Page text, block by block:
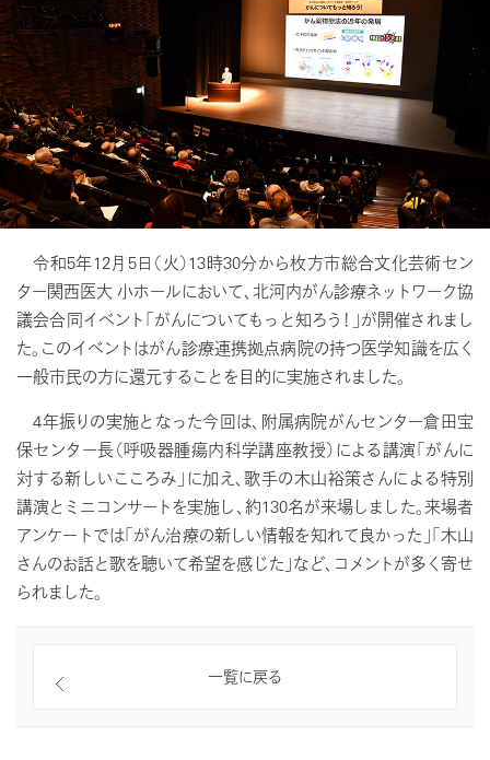
令和5年12月5日（火）13時30分から枚方市総合文化芸術セン
ター関西医大 小ホールにおいて、北河内がん診療ネットワーク協
議会合同イベント「がんについてもっと知ろう！」が開催されまし
た。このイベントはがん診療連携拠点病院の持つ医学知識を広く
一般市民の方に還元することを目的に実施されました。
4年振りの実施となった今回は、附属病院がんセンター倉田宝
保センター長（呼吸器腫瘍内科学講座教授）による講演「がんに
対する新しいこころみ」に加え、歌手の木山裕策さんによる特別
講演とミニコンサートを実施し、約130名が来場しました。来場者
アンケートでは「がん治療の新しい情報を知れて良かった」「木山
さんのお話と歌を聴いて希望を感じた」など、コメントが多く寄せ
られました。
一覧に戻る